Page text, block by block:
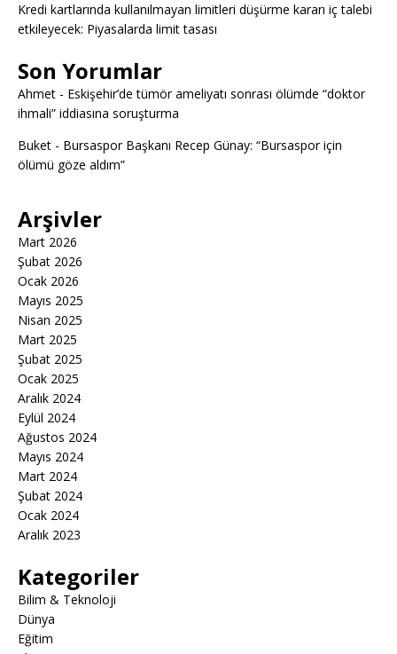
Kredi kartlarında kullanılmayan limitleri düşürme kararı iç talebi
etkileyecek: Piyasalarda limit tasası
Son Yorumlar
Ahmet - Eskişehir’de tümör ameliyatı sonrası ölümde “doktor
ihmali” iddiasına soruşturma
Buket - Bursaspor Başkanı Recep Günay: “Bursaspor için
ölümü göze aldım”
Arşivler
Mart 2026
Şubat 2026
Ocak 2026
Mayıs 2025
Nisan 2025
Mart 2025
Şubat 2025
Ocak 2025
Aralık 2024
Eylül 2024
Ağustos 2024
Mayıs 2024
Mart 2024
Şubat 2024
Ocak 2024
Aralık 2023
Kategoriler
Bilim & Teknoloji
Dünya
Eğitim